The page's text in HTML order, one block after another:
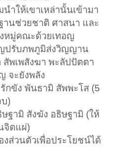
ำให้เขาเหล่านั้นเข้ามา
านช่วยชาติ ศาสนา และ
หมู่คณะด้วยเทอญ
ปรับภพภูมิส่งวิญญาน
สัพเพสังฆา พะลัปปัตตา
จะยังพลัง
กขัง พันธามิ สัพพะโส (5
)
ฐามิ สังฆัง อธิษฐามิ (ให้
จิตแผ่)
ส่วนตัวเพื่อประโยชน์ได้